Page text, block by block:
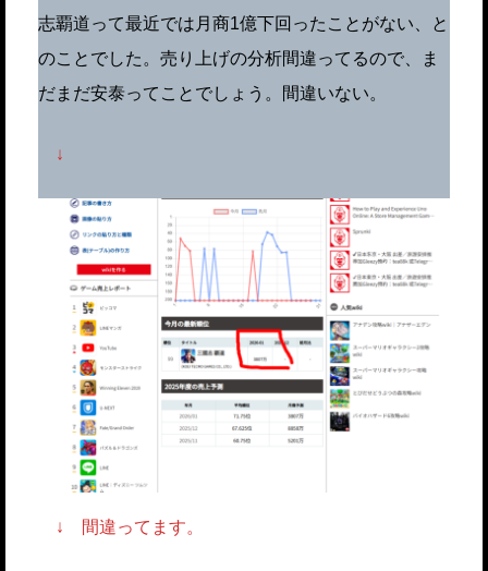
志覇道って最近では月商1億下回ったことがない、と
のことでした。売り上げの分析間違ってるので、ま
だまだ安泰ってことでしょう。間違いない。
↓
↓ 間違ってます。